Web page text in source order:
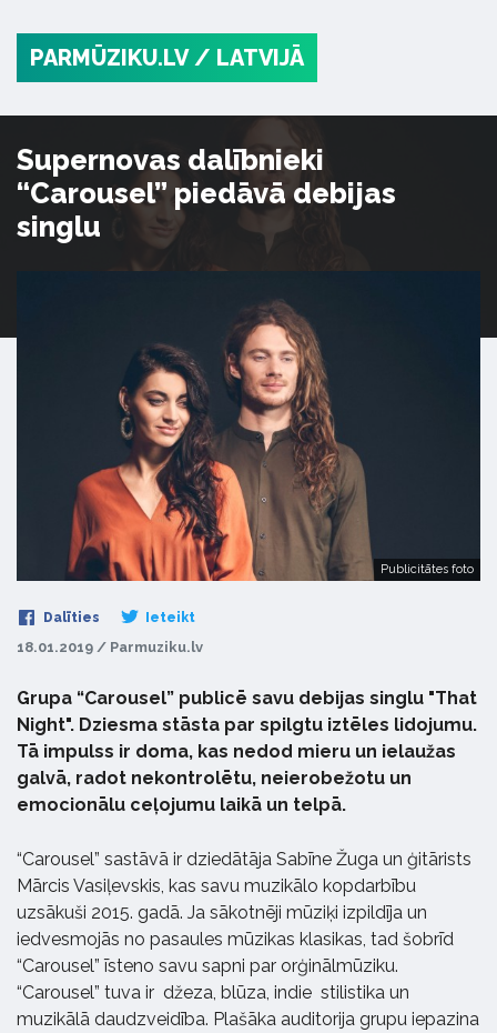
PARMŪZIKU.LV / LATVIJĀ
Supernovas dalībnieki
“Carousel” piedāvā debijas
singlu
Publicitātes foto
Dalīties Ieteikt
18.01.2019 / Parmuziku.lv
Grupa “Carousel” publicē savu debijas singlu "That
Night". Dziesma stāsta par spilgtu iztēles lidojumu.
Tā impulss ir doma, kas nedod mieru un ielaužas
galvā, radot nekontrolētu, neierobežotu un
emocionālu ceļojumu laikā un telpā.
“Carousel” sastāvā ir dziedātāja Sabīne Žuga un ģitārists
Mārcis Vasiļevskis, kas savu muzikālo kopdarbību
uzsākuši 2015. gadā. Ja sākotnēji mūziķi izpildīja un
iedvesmojās no pasaules mūzikas klasikas, tad šobrīd
“Carousel” īsteno savu sapni par orģinālmūziku.
“Carousel” tuva ir džeza, blūza, indie stilistika un
muzikālā daudzveidība. Plašāka auditorija grupu iepazina